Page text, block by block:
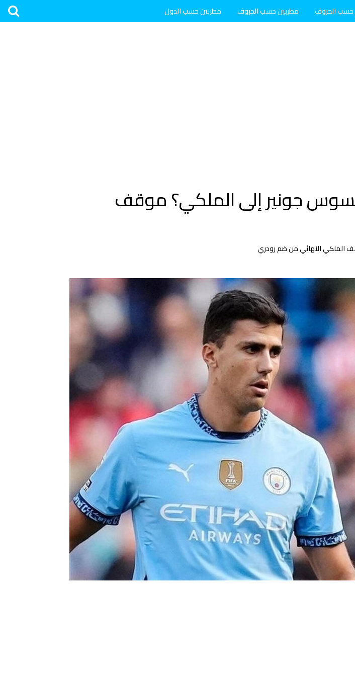
حسب الحروف مطربين حسب الحروف مطربين حسب الدول
جونير إلى الملكي؟ موقف
الملكي النهائي من ضم رودري